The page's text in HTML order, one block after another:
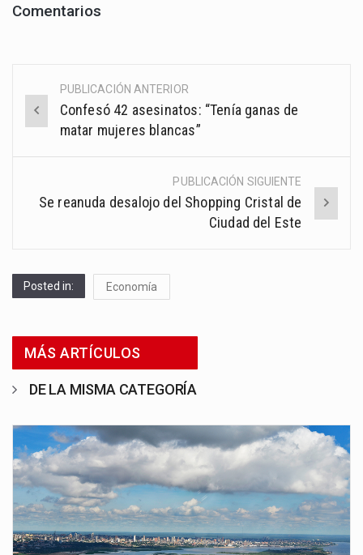
Comentarios
Post
navigation
PUBLICACIÓN ANTERIOR
Confesó 42 asesinatos: “Tenía ganas de
matar mujeres blancas”
PUBLICACIÓN SIGUIENTE
Se reanuda desalojo del Shopping Cristal de
Ciudad del Este
Posted in: Economía
MÁS ARTÍCULOS
DE LA MISMA CATEGORÍA